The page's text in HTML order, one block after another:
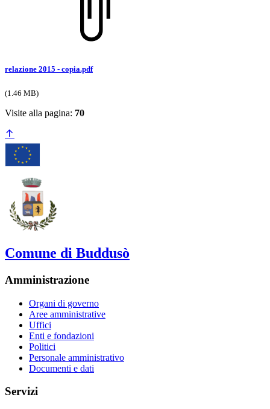
relazione 2015 - copia.pdf
(1.46 MB)
Visite alla pagina: 70
Comune di Buddusò
Amministrazione
Organi di governo
Aree amministrative
Uffici
Enti e fondazioni
Politici
Personale amministrativo
Documenti e dati
Servizi